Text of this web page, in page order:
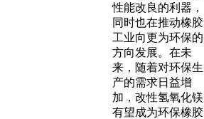
性能改良的利器，
同时也在推动橡胶
工业向更为环保的
方向发展。在未
来，随着对环保生
产的需求日益增
加，改性氢氧化镁
有望成为环保橡胶